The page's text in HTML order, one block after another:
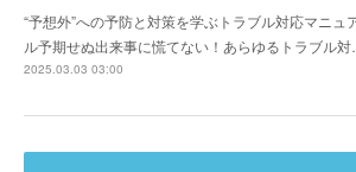
“予想外”への予防と対策を学ぶトラブル対応マニュ
ル予期せぬ出来事に慌てない！あらゆるトラブル
2025.03.03 03:00